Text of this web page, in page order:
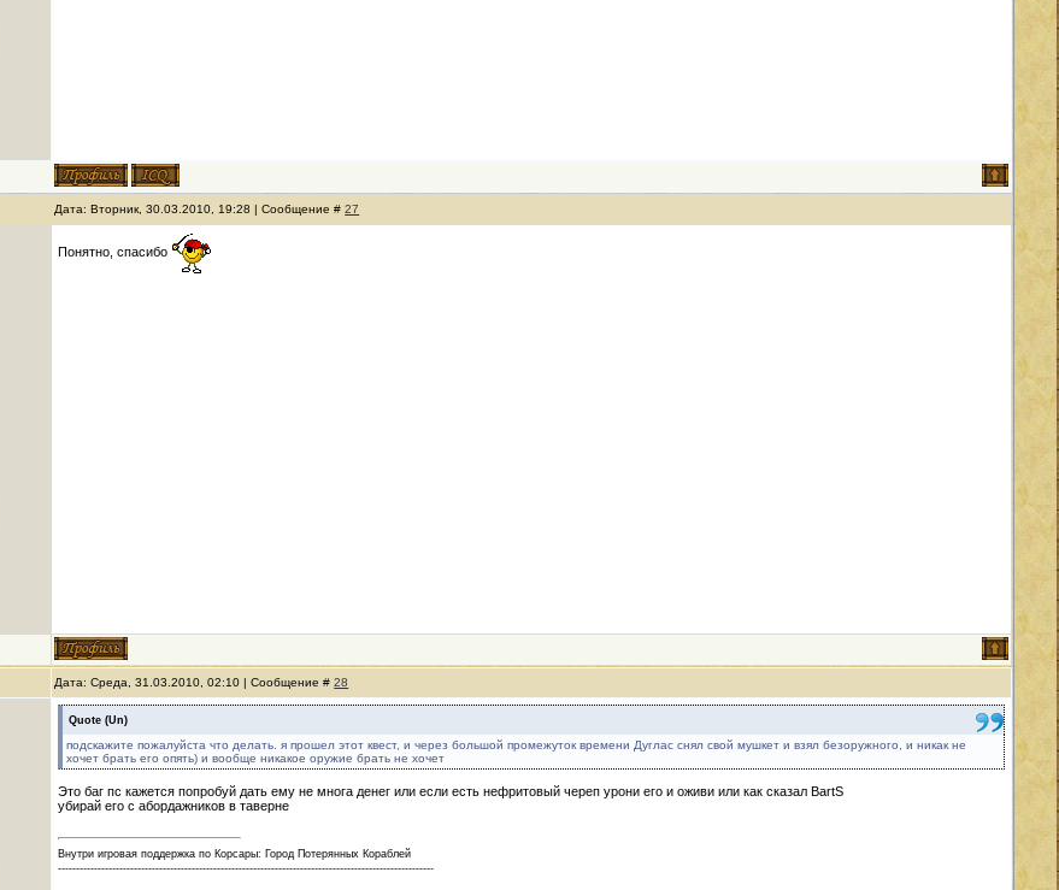
Дата: Вторник, 30.03.2010, 19:28 | Сообщение #27
Понятно, спасибо
Дата: Среда, 31.03.2010, 02:10 | Сообщение #28
Quote (Un)
подскажите пожалуйста что делать. я прошел этот квест, и через большой промежуток времени Дуглас снял свой мушкет и взял безоружного, и никак не
хочет брать его опять) и вообще никакое оружие брать не хочет
Это баг пс кажется попробуй дать ему не многа денег или если есть нефритовый череп урони его и оживи или как сказал BartS
убирай его с абордажников в таверне
Внутри игровая поддержка по Корсары: Город Потерянных Кораблей
--------------------------------------------------------------------------------------------------------